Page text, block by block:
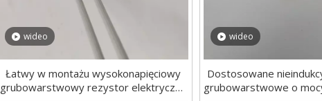
wideo
Łatwy w montażu wysokonapięciowy
grubowarstwowy rezystor elektryczny
wideo
Dostosowane
grubowarstwowe o